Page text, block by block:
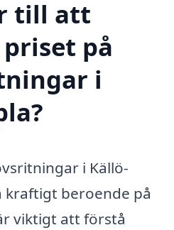
till att
på
i
i Källö-
kraftigt beroende på
viktigt att förstå